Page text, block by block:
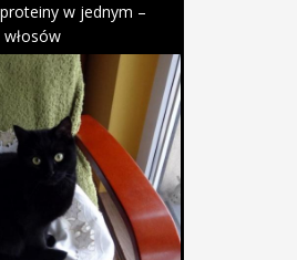
w jednym –